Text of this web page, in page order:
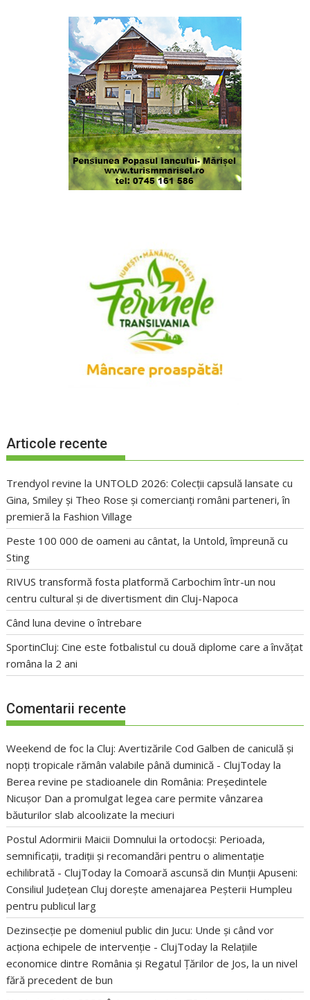
Articole recente
Trendyol revine la UNTOLD 2026: Colecții capsulă lansate cu
Gina, Smiley și Theo Rose și comercianți români parteneri, în
premieră la Fashion Village
Peste 100 000 de oameni au cântat, la Untold, împreună cu
Sting
RIVUS transformă fosta platformă Carbochim într-un nou
centru cultural și de divertisment din Cluj-Napoca
Când luna devine o întrebare
SportinCluj: Cine este fotbalistul cu două diplome care a învățat
româna la 2 ani
Comentarii recente
Weekend de foc la Cluj: Avertizările Cod Galben de caniculă și
nopți tropicale rămân valabile până duminică - ClujToday la
Berea revine pe stadioanele din România: Președintele
Nicușor Dan a promulgat legea care permite vânzarea
băuturilor slab alcoolizate la meciuri
Postul Adormirii Maicii Domnului la ortodocși: Perioada,
semnificații, tradiții și recomandări pentru o alimentație
echilibrată - ClujToday laComoară ascunsă din Munții Apuseni:
Consiliul Județean Cluj dorește amenajarea Peșterii Humpleu
pentru publicul larg
Dezinsecție pe domeniul public din Jucu: Unde și când vor
acționa echipele de intervenție - ClujToday la Relațiile
economice dintre România și Regatul Țărilor de Jos, la un nivel
fără precedent de bun